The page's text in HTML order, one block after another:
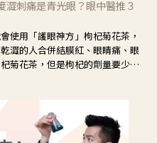
澀刺痛是青光眼？眼中醫推３
使用「護眼神方」枸杞菊花茶，
澀的人合併結膜紅、眼睛痛、眼
菊花茶，但是枸杞的劑量要少，
單純的眼睛乾澀，結膜沒有紅，
陰虛」，就可以使用枸杞、蓮
效果就更顯著。